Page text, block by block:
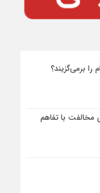
را برمی‌گزیند؟
مخالفت با تفاهم